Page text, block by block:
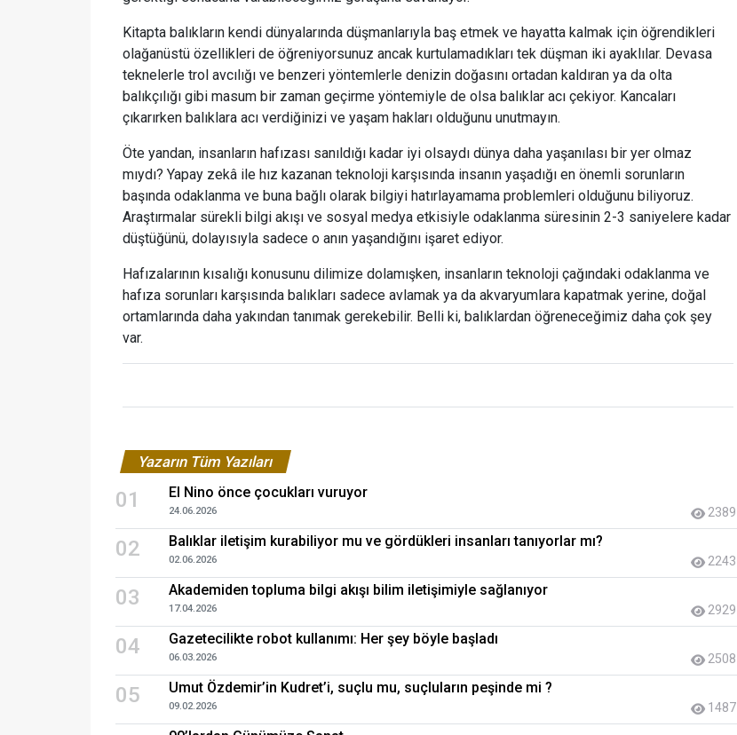
Kitapta balıkların kendi dünyalarında düşmanlarıyla baş etmek ve hayatta kalmak için öğrendikleri
olağanüstü özellikleri de öğreniyorsunuz ancak kurtulamadıkları tek düşman iki ayaklılar. Devasa
teknelerle trol avcılığı ve benzeri yöntemlerle denizin doğasını ortadan kaldıran ya da olta
balıkçılığı gibi masum bir zaman geçirme yöntemiyle de olsa balıklar acı çekiyor. Kancaları
çıkarırken balıklara acı verdiğinizi ve yaşam hakları olduğunu unutmayın.
Öte yandan, insanların hafızası sanıldığı kadar iyi olsaydı dünya daha yaşanılası bir yer olmaz
mıydı? Yapay zekâ ile hız kazanan teknoloji karşısında insanın yaşadığı en önemli sorunların
başında odaklanma ve buna bağlı olarak bilgiyi hatırlayamama problemleri olduğunu biliyoruz.
Araştırmalar sürekli bilgi akışı ve sosyal medya etkisiyle odaklanma süresinin 2-3 saniyelere kadar
düştüğünü, dolayısıyla sadece o anın yaşandığını işaret ediyor.
Hafızalarının kısalığı konusunu dilimize dolamışken, insanların teknoloji çağındaki odaklanma ve
hafıza sorunları karşısında balıkları sadece avlamak ya da akvaryumlara kapatmak yerine, doğal
ortamlarında daha yakından tanımak gerekebilir. Belli ki, balıklardan öğreneceğimiz daha çok şey
var.
Yazarın Tüm Yazıları
01 El Nino önce çocukları vuruyor
24.06.2026 2389
02 Balıklar iletişim kurabiliyor mu ve gördükleri insanları tanıyorlar mı?
02.06.2026 2243
03 Akademiden topluma bilgi akışı bilim iletişimiyle sağlanıyor
17.04.2026 2929
04 Gazetecilikte robot kullanımı: Her şey böyle başladı
06.03.2026 2508
05 Umut Özdemir’in Kudret’i, suçlu mu, suçluların peşinde mi ?
09.02.2026 1487